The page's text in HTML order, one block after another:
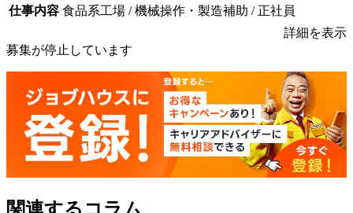
仕事内容 食品系工場 / 機械操作・製造補助 / 正社員
詳細を表示
募集が停止しています